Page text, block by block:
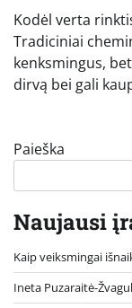
Kodėl verta
Tradiciniai
kenksmingus,
dirvą bei gali
Paieška
Naujausi
Kaip veiksmingai
Ineta Puzaraitė-